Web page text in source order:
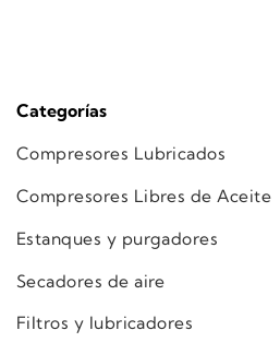
Categorías
Compresores Lubricados
Compresores Libres de Aceite
Estanques y purgadores
Secadores de aire
Filtros y lubricadores